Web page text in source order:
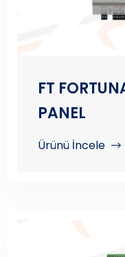
FT
PANEL
Ürünü İncele